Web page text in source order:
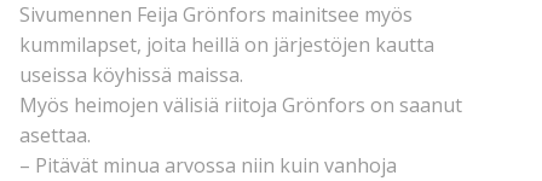
Sivumennen Feija Grönfors mainitsee myös
kummilapset, joita heillä on järjestöjen kautta
useissa köyhissä maissa.
Myös heimojen välisiä riitoja Grönfors on saanut
asettaa.
– Pitävät minua arvossa niin kuin vanhoja